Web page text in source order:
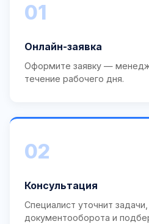
01
Онлайн-заявка
Оформите заявку —
течение рабочего дня.
02
Консультация
Специалист уточнит
документооборота и